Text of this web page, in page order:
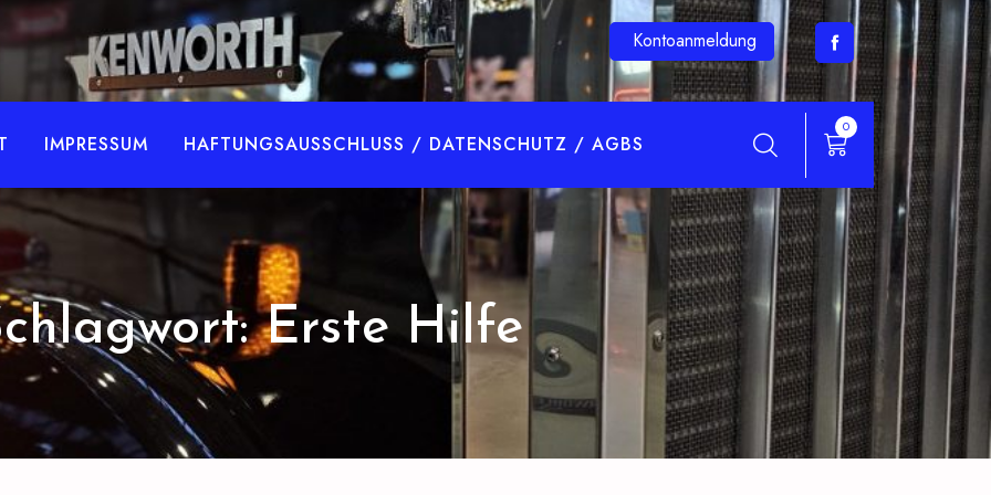
BKFVerlag.de
Kontoanmeldung
IMPRESSUM HAFTUNGSAUSSCHLUSS / DATENSCHUTZ / AGBS
0
Erste Hilfe